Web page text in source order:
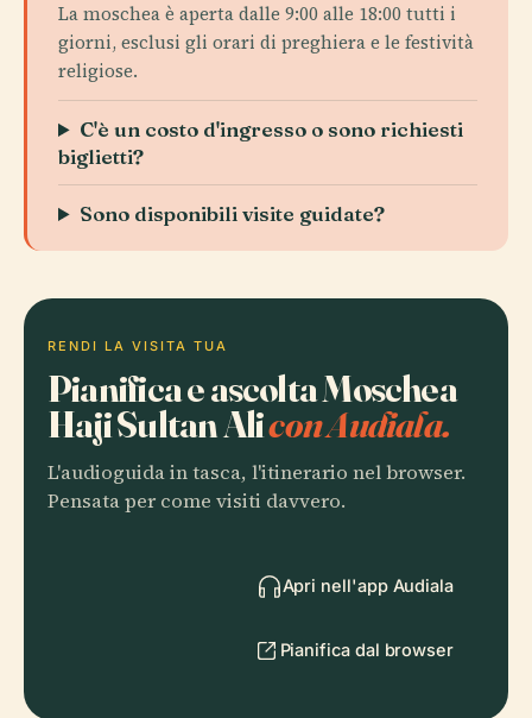
La moschea è aperta dalle 9:00 alle 18:00 tutti i
giorni, esclusi gli orari di preghiera e le festività
religiose.
C'è un costo d'ingresso o sono richiesti
biglietti?
Sono disponibili visite guidate?
RENDI LA VISITA TUA
Pianifica e ascolta Moschea
Haji Sultan Alicon Audiala.
L'audioguida in tasca, l'itinerario nel browser.
Pensata per come visiti davvero.
Apri nell'app Audiala
Pianifica dal browser